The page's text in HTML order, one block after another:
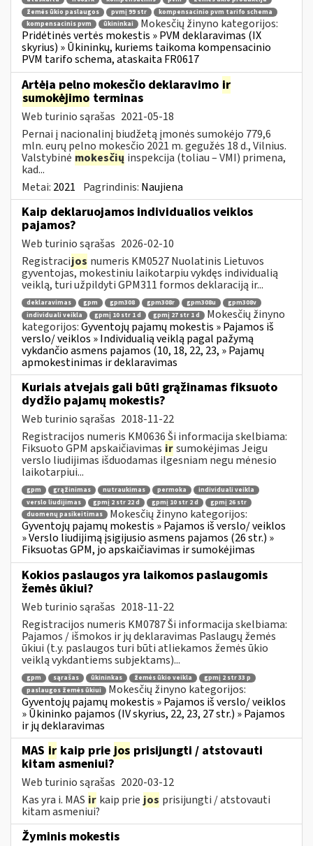
žemės ūkio paslaugos
pvmį 99 str
kompensacinio pvm tarifo schema
kompensacinis pvm
ūkininkai
Mokesčių žinyno kategorijos:
Pridėtinės vertės mokestis » PVM deklaravimas (IX
skyrius) » Ūkininkų, kuriems taikoma kompensacinio
PVM tarifo schema, ataskaita FR0617
Artėja pelno mokesčio deklaravimo ir
sumokėjimo terminas
Web turinio sąrašas 2021-05-18
Pernai į nacionalinį biudžetą įmonės sumokėjo 779,6
mln. eurų pelno mokesčio 2021 m. gegužės 18 d., Vilnius.
Valstybinė mokesčių inspekcija (toliau – VMI) primena,
kad...
Metai: 2021 Pagrindinis: Naujiena
Kaip deklaruojamos individualios veiklos
pajamos?
Web turinio sąrašas 2026-02-10
Registracijos numeris KM0527 Nuolatinis Lietuvos
gyventojas, mokestiniu laikotarpiu vykdęs individualią
veiklą, turi užpildyti GPM311 formos deklaraciją ir...
deklaravimas gpm gpm308 gpm308r gpm308u
gpm308v
individuali veikla
gpmį 10 str 1 d gpmį 27 str 1 d
Mokesčių žinyno
kategorijos:Gyventojų pajamų mokestis » Pajamos iš
verslo/ veiklos » Individualią veiklą pagal pažymą
vykdančio asmens pajamos (10, 18, 22, 23, » Pajamų
apmokestinimas ir deklaravimas
Kuriais atvejais gali būti grąžinamas fiksuoto
dydžio pajamų mokestis?
Web turinio sąrašas 2018-11-22
Registracijos numeris KM0636 Ši informacija skelbiama:
Fiksuoto GPM apskaičiavimas irsumokėjimas Jeigu
verslo liudijimas išduodamas ilgesniam negu mėnesio
laikotarpiui...
gpm grąžinimas nutraukimas permoka
individuali veikla
verslo liudijimas
gpmį 2 str 22 d gpmį 10 str 2 d
gpmį 26 str
duomenų pasikeitimas
Mokesčių žinyno kategorijos:
Gyventojų pajamų mokestis » Pajamos iš verslo/ veiklos
» Verslo liudijimą įsigijusio asmens pajamos (26 str.) »
Fiksuotas GPM, jo apskaičiavimas ir sumokėjimas
Kokios paslaugos yra laikomos paslaugomis
žemės ūkiui?
Web turinio sąrašas 2018-11-22
Registracijos numeris KM0787 Ši informacija skelbiama:
Pajamos / išmokos ir jų deklaravimas Paslaugų žemės
ūkiui (t.y. paslaugos turi būti atliekamos žemės ūkio
veiklą vykdantiems subjektams)...
gpm sąrašas ūkininkas žemės ūkio veikla
gpmį 2 str 33 p
paslaugos žemės ūkiui
Mokesčių žinyno kategorijos:
Gyventojų pajamų mokestis » Pajamos iš verslo/ veiklos
» Ūkininko pajamos (IV skyrius, 22, 23, 27 str.) » Pajamos
ir jų deklaravimas
MAS ir kaip prie jos prisijungti / atstovauti
kitam asmeniui?
Web turinio sąrašas 2020-03-12
Kas yra i. MAS ir kaip prie jos prisijungti / atstovauti
kitam asmeniui?
Žyminis mokestis